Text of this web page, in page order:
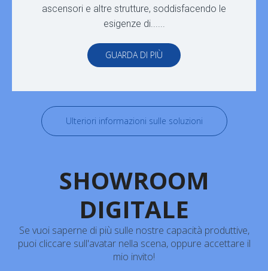
ascensori e altre strutture, soddisfacendo le
esigenze di......
GUARDA DI PIÙ
Ulteriori informazioni sulle soluzioni
SHOWROOM
DIGITALE
Se vuoi saperne di più sulle nostre capacità produttive,
puoi cliccare sull'avatar nella scena, oppure accettare il
mio invito!